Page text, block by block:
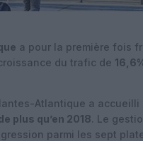
a pour la première fois
du trafic de
Atlantique a accueilli
plus qu’en 2018. Le
parmi les sept